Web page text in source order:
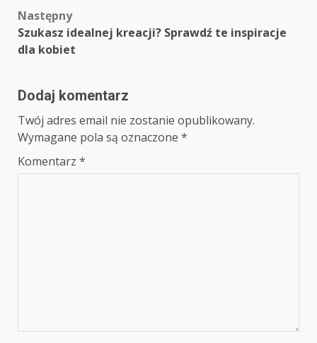
Następny
Szukasz idealnej kreacji? Sprawdź te inspiracje
dla kobiet
Dodaj komentarz
Twój adres email nie zostanie opublikowany.
Wymagane pola są oznaczone *
Komentarz *